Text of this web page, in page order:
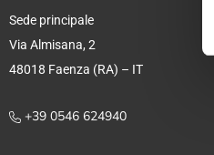
Sede principale
Via Almisana, 2
48018 Faenza (RA) – IT
+39 0546 624940